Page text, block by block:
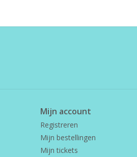
Mijn account
Registreren
Mijn bestellingen
Mijn tickets